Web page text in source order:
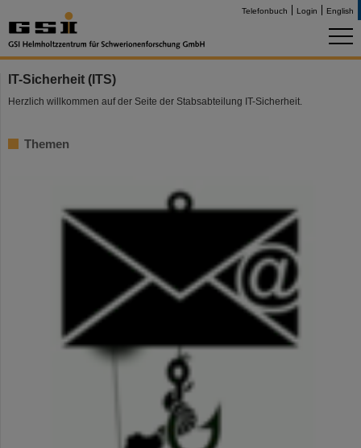
Telefonbuch Login English
IT-Sicherheit (ITS)
Herzlich willkommen auf der Seite der Stabsabteilung IT-Sicherheit.
Themen